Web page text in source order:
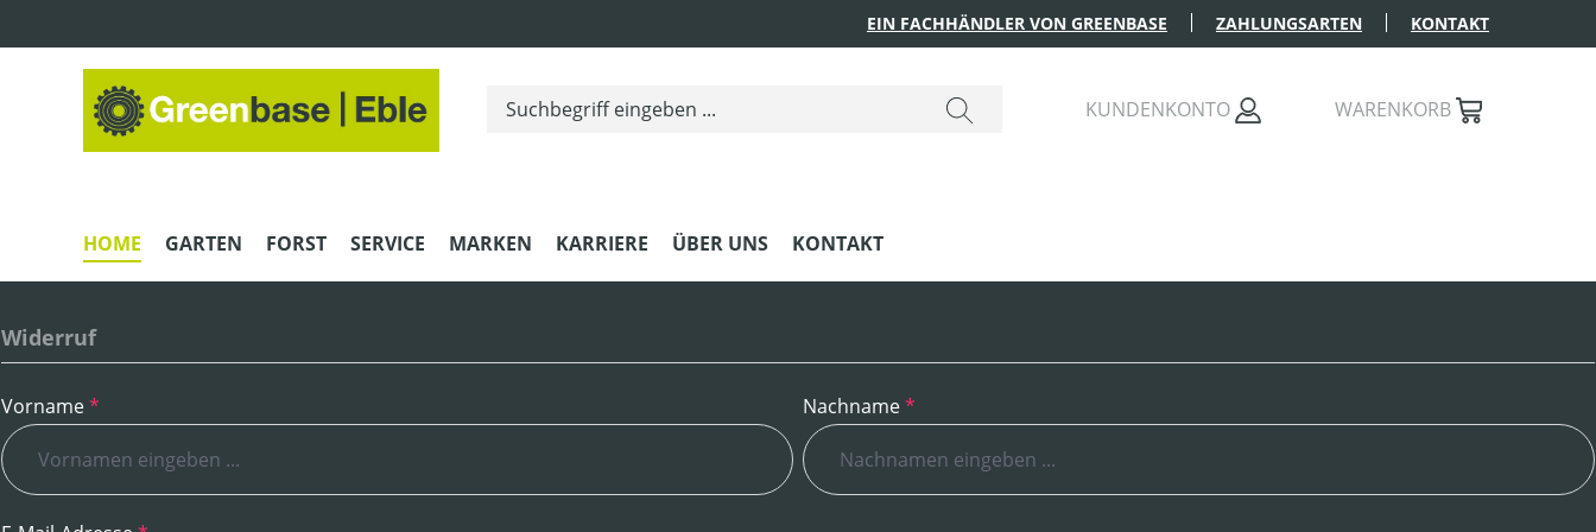
EIN FACHHÄNDLER VON GREENBASE ZAHLUNGSARTEN KONTAKT
KUNDENKONTO WARENKORB
HOME GARTEN FORST SERVICE MARKEN KARRIERE ÜBER UNS KONTAKT
Widerruf
Vorname* Nachname*